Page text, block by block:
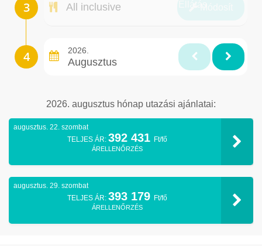
All inclusive
2026.
Augusztus
2026. augusztus hónap utazási ajánlatai:
augusztus. 22. szombat
TELJES ÁR: 392 431 Ft/fő
ÁRELLENŐRZÉS
augusztus. 29. szombat
TELJES ÁR: 393 179 Ft/fő
ÁRELLENŐRZÉS